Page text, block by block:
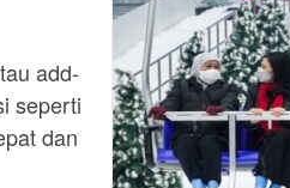
add-
seperti
dan